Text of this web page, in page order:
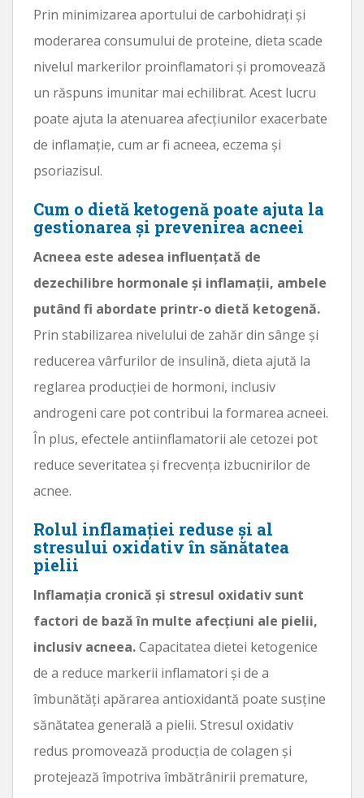
Prin minimizarea aportului de carbohidrați și
moderarea consumului de proteine, dieta scade
nivelul markerilor proinflamatori și promovează
un răspuns imunitar mai echilibrat. Acest lucru
poate ajuta la atenuarea afecțiunilor exacerbate
de inflamație, cum ar fi acneea, eczema și
psoriazisul.
Cum o dietă ketogenă poate ajuta la
gestionarea și prevenirea acneei
Acneea este adesea influențată de
dezechilibre hormonale și inflamații, ambele
putând fi abordate printr-o dietă ketogenă.
Prin stabilizarea nivelului de zahăr din sânge și
reducerea vârfurilor de insulină, dieta ajută la
reglarea producției de hormoni, inclusiv
androgeni care pot contribui la formarea acneei.
În plus, efectele antiinflamatorii ale cetozei pot
reduce severitatea și frecvența izbucnirilor de
acnee.
Rolul inflamației reduse și al
stresului oxidativ în sănătatea
pielii
Inflamația cronică și stresul oxidativ sunt
factori de bază în multe afecțiuni ale pielii,
inclusiv acneea.Capacitatea dietei ketogenice
de a reduce markerii inflamatori și de a
îmbunătăți apărarea antioxidantă poate susține
sănătatea generală a pielii. Stresul oxidativ
redus promovează producția de colagen și
protejează împotriva îmbătrânirii premature,